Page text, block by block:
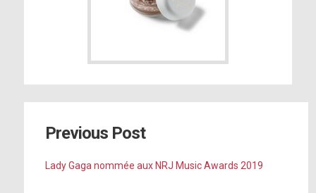
Previous Post
Lady Gaga nommée aux NRJ Music Awards 2019